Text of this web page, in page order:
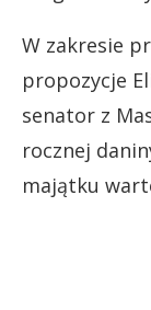
W zakresie
propozycje
senator z
rocznej
majątku